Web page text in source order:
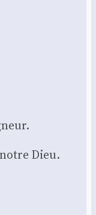
Dieu.